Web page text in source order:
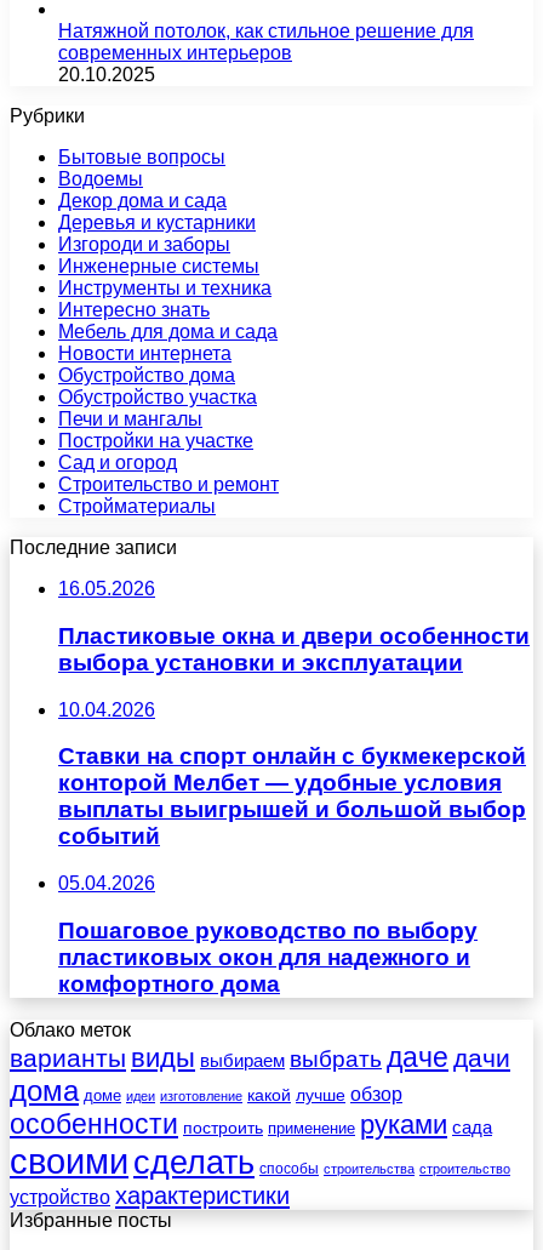
Натяжной потолок, как стильное решение для
современных интерьеров
20.10.2025
Рубрики
Бытовые вопросы
Водоемы
Декор дома и сада
Деревья и кустарники
Изгороди и заборы
Инженерные системы
Инструменты и техника
Интересно знать
Мебель для дома и сада
Новости интернета
Обустройство дома
Обустройство участка
Печи и мангалы
Постройки на участке
Сад и огород
Строительство и ремонт
Стройматериалы
Последние записи
16.05.2026
Пластиковые окна и двери особенности
выбора установки и эксплуатации
10.04.2026
Ставки на спорт онлайн с букмекерской
конторой Мелбет — удобные условия
выплаты выигрышей и большой выбор
событий
05.04.2026
Пошаговое руководство по выбору
пластиковых окон для надежного и
комфортного дома
Облако меток
варианты виды выбираем выбрать даче дачи
дома доме идеи изготовление какой лучше обзор
особенности построить применение руками сада
своими сделать способы строительства строительство
устройство характеристики
Избранные посты